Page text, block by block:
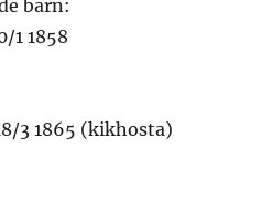
barn:
1 1858
3 1865 (kikhosta)